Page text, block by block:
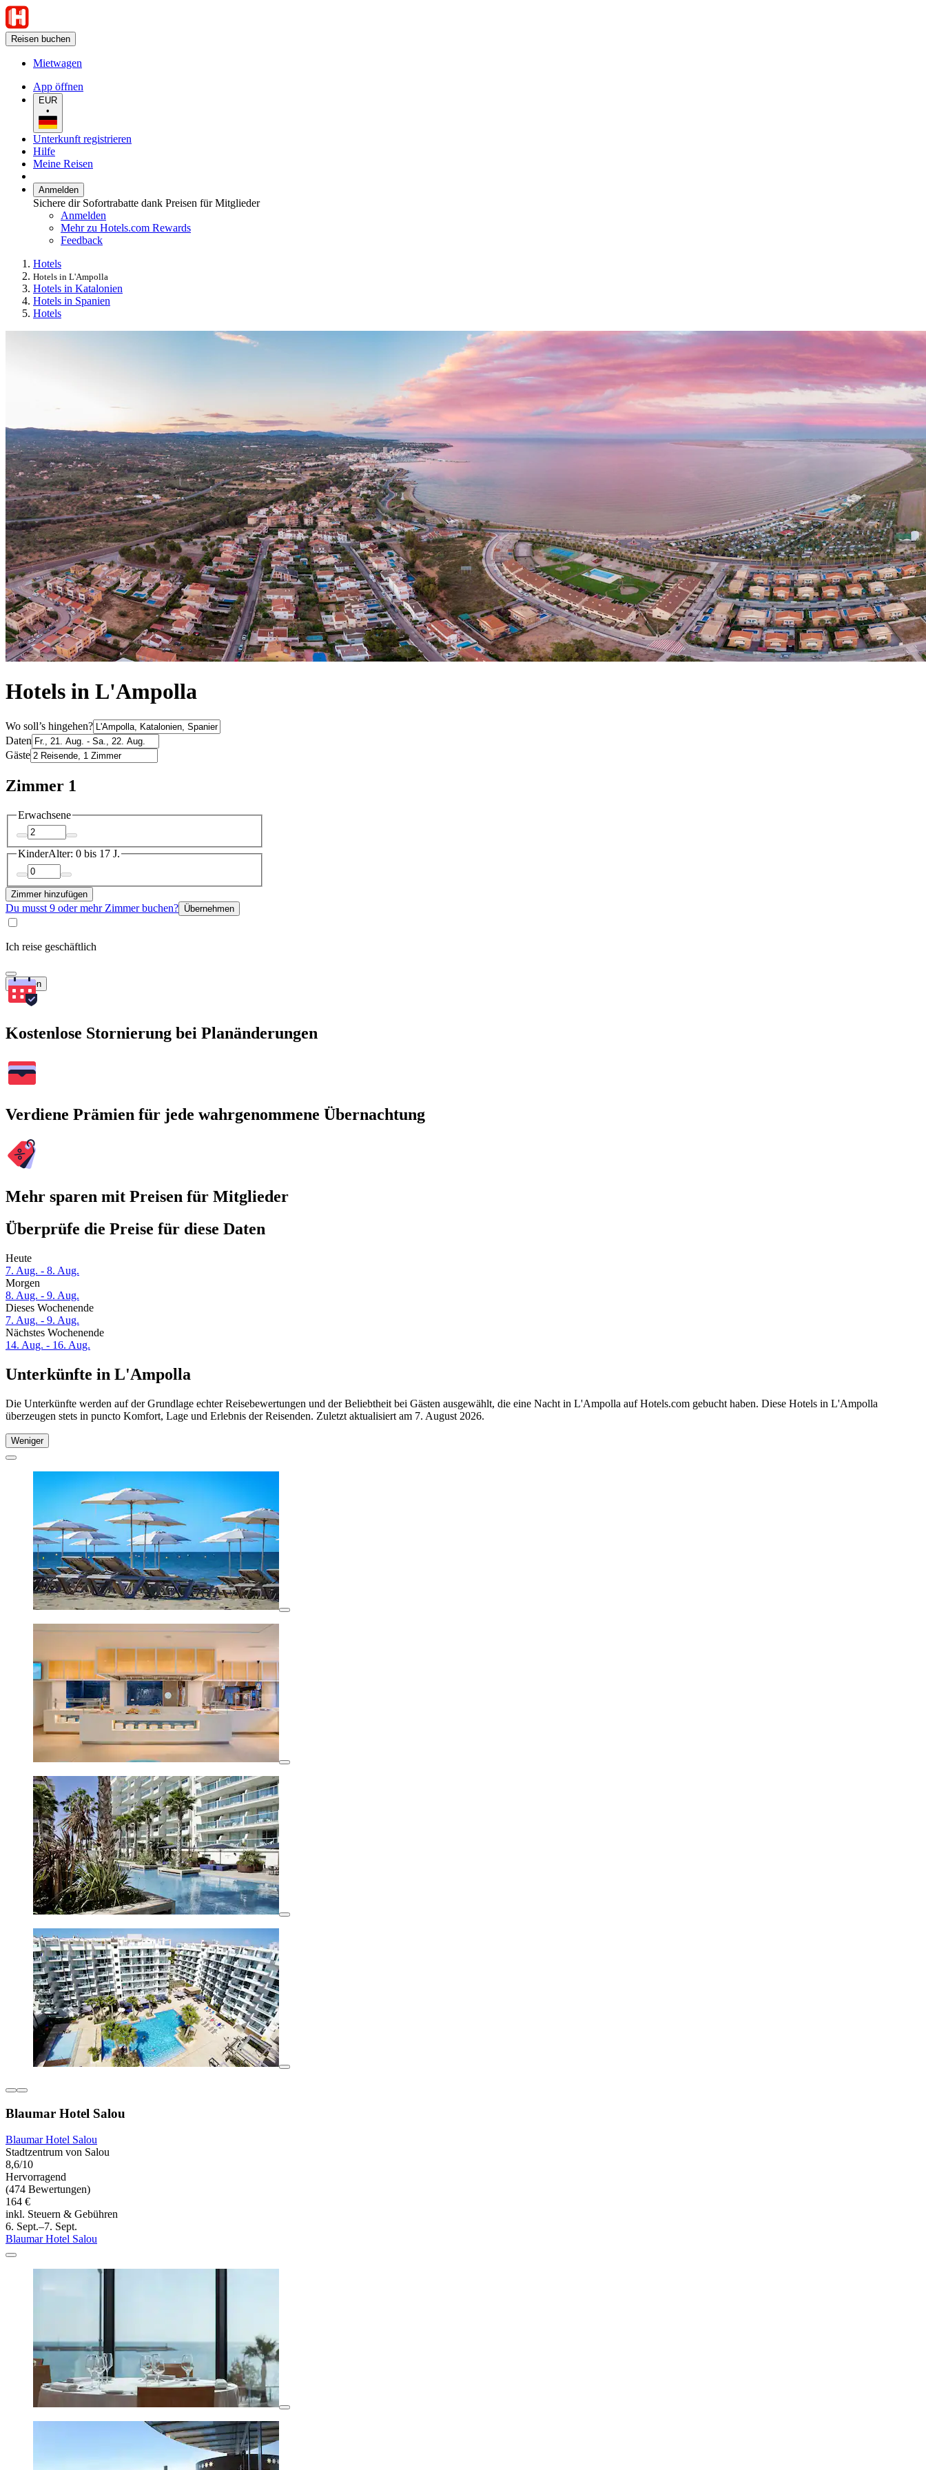
Reisen buchen
Mietwagen
App öffnen
EUR
•
Unterkunft registrieren
Hilfe
Meine Reisen
Anmelden
Sichere dir Sofortrabatte dank Preisen für Mitglieder
Anmelden
Mehr zu Hotels.com Rewards
Feedback
Hotels
Hotels in L'Ampolla
Hotels in Katalonien
Hotels in Spanien
Hotels
Hotels in L'Ampolla
Wo soll’s hingehen?
Daten
Gäste
Zimmer 1
Erwachsene
KinderAlter: 0 bis 17 J.
Zimmer hinzufügen
Du musst 9 oder mehr Zimmer buchen? Übernehmen
Ich reise geschäftlich
Suchen
Kostenlose Stornierung bei Planänderungen
Verdiene Prämien für jede wahrgenommene Übernachtung
Mehr sparen mit Preisen für Mitglieder
Überprüfe die Preise für diese Daten
Heute
7. Aug. - 8. Aug.
Morgen
8. Aug. - 9. Aug.
Dieses Wochenende
7. Aug. - 9. Aug.
Nächstes Wochenende
14. Aug. - 16. Aug.
Unterkünfte in L'Ampolla
Die Unterkünfte werden auf der Grundlage echter Reisebewertungen und der Beliebtheit bei Gästen ausgewählt, die eine Nacht in L'Ampolla auf Hotels.com gebucht haben. Diese Hotels in L'Ampolla
überzeugen stets in puncto Komfort, Lage und Erlebnis der Reisenden. Zuletzt aktualisiert am 7. August 2026.
Weniger
Blaumar Hotel Salou
Blaumar Hotel Salou
Stadtzentrum von Salou
8,6/10
Hervorragend
(474 Bewertungen)
164 €
inkl. Steuern & Gebühren
6. Sept.–7. Sept.
Blaumar Hotel Salou